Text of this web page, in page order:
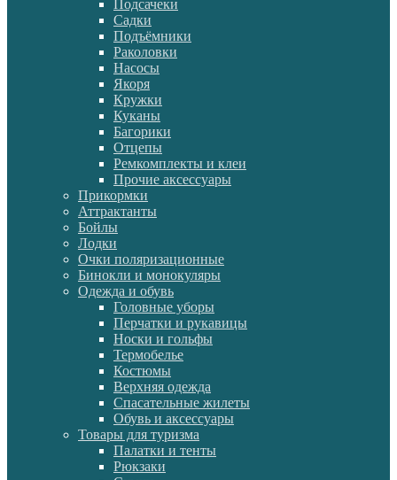
Подсачеки
Садки
Подъёмники
Раколовки
Насосы
Якоря
Кружки
Куканы
Багорики
Отцепы
Ремкомплекты и клеи
Прочие аксессуары
Прикормки
Аттрактанты
Бойлы
Лодки
Очки поляризационные
Бинокли и монокуляры
Одежда и обувь
Головные уборы
Перчатки и рукавицы
Носки и гольфы
Термобелье
Костюмы
Верхняя одежда
Спасательные жилеты
Обувь и аксессуары
Товары для туризма
Палатки и тенты
Рюкзаки